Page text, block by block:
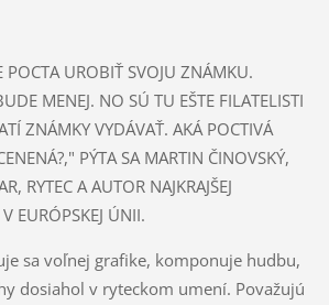
POCTA UROBIŤ SVOJU ZNÁMKU.
MENEJ. NO SÚ TU EŠTE FILATELISTI
ZNÁMKY VYDÁVAŤ. AKÁ POCTIVÁ
PÝTA SA MARTIN ČINOVSKÝ,
RYTEC A AUTOR NAJKRAJŠEJ
EURÓPSKEJ ÚNII.
sa voľnej grafike, komponu­je hudbu,
dosiahol v ryteckom umení. Považujú